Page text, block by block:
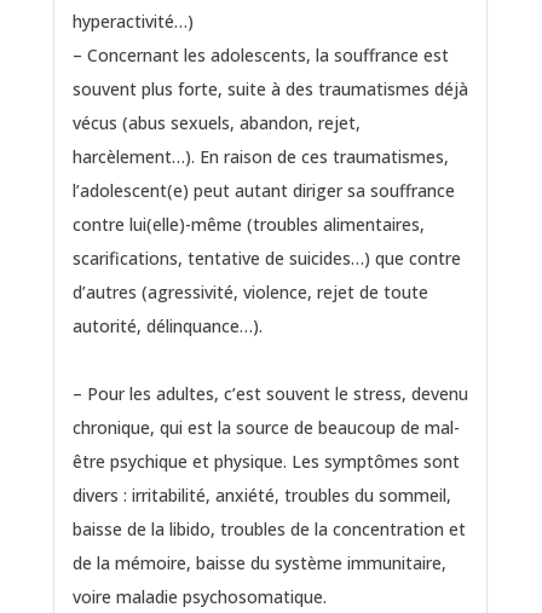
hyperactivité…)
– Concernant les adolescents, la souffrance est
souvent plus forte, suite à des traumatismes déjà
vécus (abus sexuels, abandon, rejet,
harcèlement…). En raison de ces traumatismes,
l’adolescent(e) peut autant diriger sa souffrance
contre lui(elle)-même (troubles alimentaires,
scarifications, tentative de suicides…) que contre
d’autres (agressivité, violence, rejet de toute
autorité, délinquance…).
– Pour les adultes, c’est souvent le stress, devenu
chronique, qui est la source de beaucoup de mal-
être psychique et physique. Les symptômes sont
divers : irritabilité, anxiété, troubles du sommeil,
baisse de la libido, troubles de la concentration et
de la mémoire, baisse du système immunitaire,
voire maladie psychosomatique.